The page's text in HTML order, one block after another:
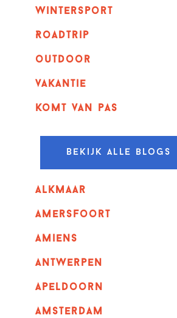
wintersport
Roadtrip
outdoor
vakantie
komt van pas
Bekijk alle blogs
alkmaar
amersfoort
amiens
Antwerpen
apeldoorn
Amsterdam